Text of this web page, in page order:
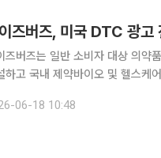
즈버즈, 미국 DTC 광고
즈버즈는 일반 소비자 대상 의
하고 국내 제약바이오 및 헬스케
브랜드를 알리는 마케팅 방식이
06-18 10:48